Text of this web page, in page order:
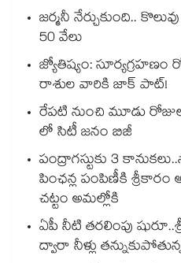
జర్మనీ నేర్చుకుంది..
50 వేలు
జ్యోతిష్యం:
రాశుల వారికి జాక్ పాట్!
రేపటి నుంచి మూడు
లో సిటీ జనం బిజీ
పంద్రాగస్టుకు 3
పింఛన్ల పంపిణీకి శ్రీకారం
చట్టం అమల్లోకి
ఏపీ నీటి తరలింపు
ద్వారా నీళ్లు